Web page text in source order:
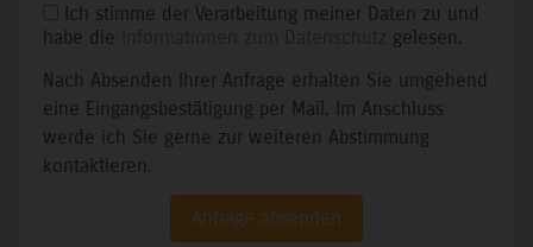
Ich stimme der Verarbeitung meiner Daten zu und
habe die
Informationen zum Datenschutz gelesen.
Nach Absenden Ihrer Anfrage erhalten Sie umgehend
eine Eingangsbestätigung per Mail. Im Anschluss
werde ich Sie gerne zur weiteren Abstimmung
kontaktieren.
Anfrage absenden